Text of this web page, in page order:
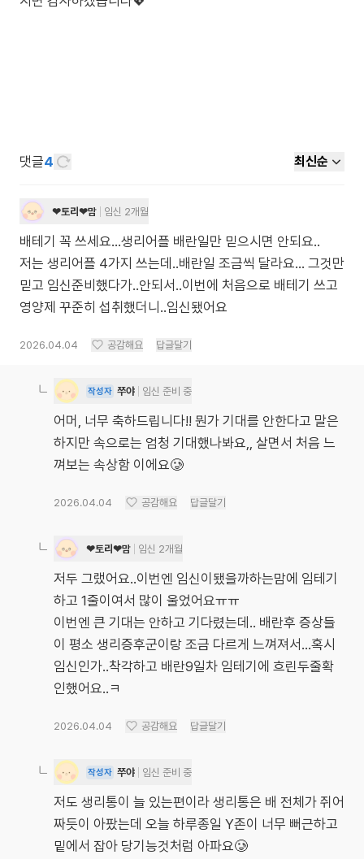
댓글4 최신순
❤토리❤맘 임신 2개월
배테기 꼭 쓰세요...생리어플 배란일만 믿으시면 안되요..
저는 생리어플 4가지 쓰는데..배란일 조금씩 달라요... 그것만
믿고 임신준비했다가..안되서..이번에 처음으로 배테기 쓰고
영양제 꾸준히 섭취했더니..임신됐어요
2026.04.04 공감해요 답글달기
작성자 쭈야 임신 준비 중
어머, 너무 축하드립니다!! 뭔가 기대를 안한다고 말은
하지만 속으로는 엄청 기대했나봐요,, 살면서 처음 느
껴보는 속상함 이에요🥲
2026.04.04 공감해요 답글달기
❤토리❤맘 임신 2개월
저두 그랬어요..이번엔 임신이됐을까하는맘에 임테기
하고 1줄이여서 많이 울었어요ㅠㅠ
이번엔 큰 기대는 안하고 기다렸는데.. 배란후 증상들
이 평소 생리증후군이랑 조금 다르게 느껴져서...혹시
임신인가..착각하고 배란9일차 임테기에 흐린두줄확
인했어요..ㅋ
2026.04.04 공감해요 답글달기
작성자 쭈야 임신 준비 중
저도 생리통이 늘 있는편이라 생리통은 배 전체가 쥐어
짜듯이 아팠는데 오늘 하루종일 Y존이 너무 뻐근하고
밑에서 잡아 당기능것처럼 아파요🥲